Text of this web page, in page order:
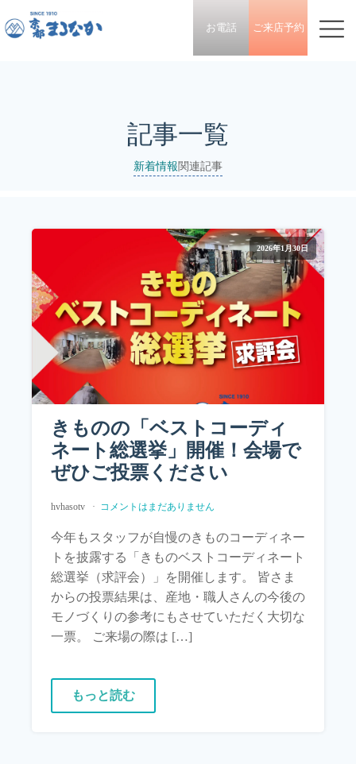
お電話 ご来店予約
記事一覧
新着情報関連記事
2026年1月30日
きものの「ベストコーディ
ネート総選挙」開催！会場で
ぜひご投票ください
hvhasotv コメントはまだありません
今年もスタッフが自慢のきものコーディネー
トを披露する「きものベストコーディネート
総選挙（求評会）」を開催します。 皆さま
からの投票結果は、産地・職人さんの今後の
モノづくりの参考にもさせていただく大切な
一票。 ご来場の際は […]
もっと読む